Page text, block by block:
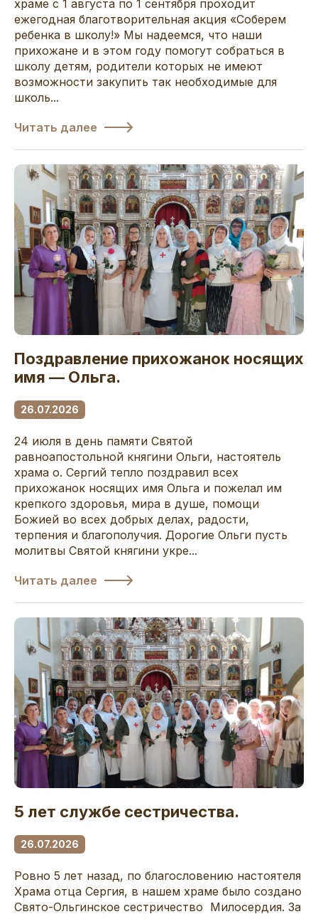
храме с 1 августа по 1 сентября проходит
ежегодная благотворительная акция «Соберем
ребенка в школу!» Мы надеемся, что наши
прихожане и в этом году помогут собраться в
школу детям, родители которых не имеют
возможности закупить так необходимые для
школь...
Читать далее
Поздравление прихожанок носящих
имя — Ольга.
26.07.2026
24 июля в день памяти Святой
равноапостольной княгини Ольги, настоятель
храма о. Сергий тепло поздравил всех
прихожанок носящих имя Ольга и пожелал им
крепкого здоровья, мира в душе, помощи
Божией во всех добрых делах, радости,
терпения и благополучия. Дорогие Ольги пусть
молитвы Святой княгини укре...
Читать далее
5 лет службе сестричества.
26.07.2026
Ровно 5 лет назад, по благословению настоятеля
Храма отца Сергия, в нашем храме было создано
Свято-Ольгинское сестричество Милосердия. За